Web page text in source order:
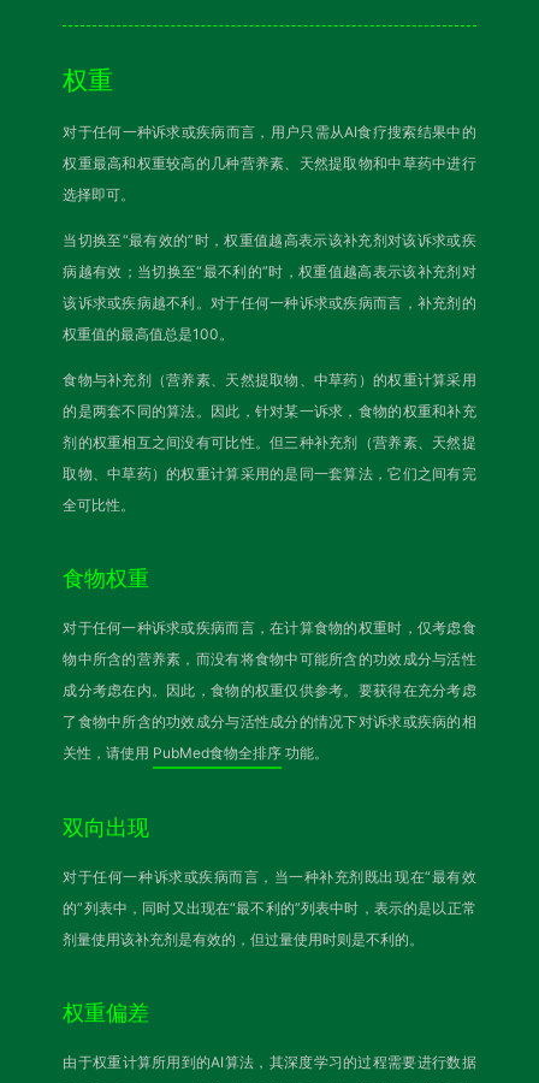
权重
对于任何一种诉求或疾病而言，用户只需从AI食疗搜索结果中的
权重最高和权重较高的几种营养素、天然提取物和中草药中进行
选择即可。
当切换至“最有效的”时，权重值越高表示该补充剂对该诉求或疾
病越有效；当切换至“最不利的”时，权重值越高表示该补充剂对
该诉求或疾病越不利。对于任何一种诉求或疾病而言，补充剂的
权重值的最高值总是100。
食物与补充剂（营养素、天然提取物、中草药）的权重计算采用
的是两套不同的算法。因此，针对某一诉求，食物的权重和补充
剂的权重相互之间没有可比性。但三种补充剂（营养素、天然提
取物、中草药）的权重计算采用的是同一套算法，它们之间有完
全可比性。
食物权重
对于任何一种诉求或疾病而言，在计算食物的权重时，仅考虑食
物中所含的营养素，而没有将食物中可能所含的功效成分与活性
成分考虑在内。因此，食物的权重仅供参考。要获得在充分考虑
了食物中所含的功效成分与活性成分的情况下对诉求或疾病的相
关性，请使用 PubMed食物全排序 功能。
双向出现
对于任何一种诉求或疾病而言，当一种补充剂既出现在“最有效
的”列表中，同时又出现在“最不利的”列表中时，表示的是以正常
剂量使用该补充剂是有效的，但过量使用时则是不利的。
权重偏差
由于权重计算所用到的AI算法，其深度学习的过程需要进行数据